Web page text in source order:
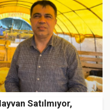
Satılmıyor,